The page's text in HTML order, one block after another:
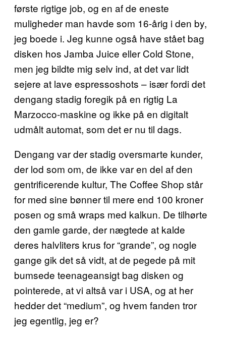
første rigtige job, og en af de eneste
muligheder man havde som 16-årig i den by,
jeg boede i. Jeg kunne også have stået bag
disken hos Jamba Juice eller Cold Stone,
men jeg bildte mig selv ind, at det var lidt
sejere at lave espressoshots – især fordi det
dengang stadig foregik på en rigtig La
Marzocco-maskine og ikke på en digitalt
udmålt automat, som det er nu til dags.
Dengang var der stadig oversmarte kunder,
der lod som om, de ikke var en del af den
gentrificerende kultur, The Coffee Shop står
for med sine bønner til mere end 100 kroner
posen og små wraps med kalkun. De tilhørte
den gamle garde, der nægtede at kalde
deres halvliters krus for “grande”, og nogle
gange gik det så vidt, at de pegede på mit
bumsede teenageansigt bag disken og
pointerede, at vi altså var i USA, og at her
hedder det “medium”, og hvem fanden tror
jeg egentlig, jeg er?